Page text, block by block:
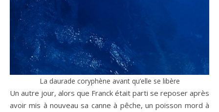
La daurade coryphène avant qu’elle se libère
Un autre jour, alors que Franck était parti se reposer après
avoir mis à nouveau sa canne à pêche, un poisson mord à